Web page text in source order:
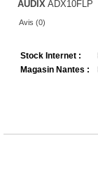
AUDIX ADX10FLP
Avis (0)
Stock Internet :
Magasin Nantes :